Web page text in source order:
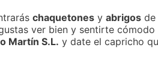
chaquetones y abrigos de
ver bien y sentirte
Martín S.L. y date el capricho